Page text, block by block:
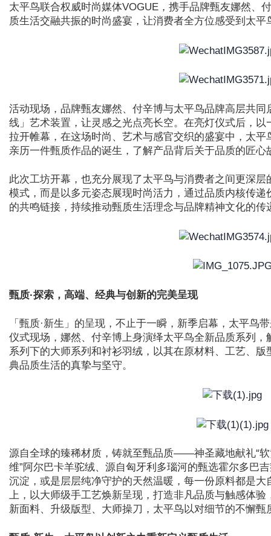
太平鸟联合权威时尚媒体VOGUE，携手品牌甄友娜然、
质生活交融共振的时尚盛宴，让消费者全方位感受到太
活动现场，品牌甄友娜然、付辛博与太平鸟品牌高层共
线」艺术装置，让灵感之光点亮长空。在亮灯仪式后，以
拉开帷幕，在这场时尚、艺术与感官交织的盛宴中，太
亲历一件甄质作品的诞生，了解产品背后关于品质的匠心
此次工坊开幕，也充分展现了太平鸟与消费者之间更深
模式，而是以多元姿态展现时尚活力，通过品质内核传
的共鸣链接，持续推动甄质生活理念与品牌精神文化的传
甄质·探索，高端、经典与创新的完美呈现
「甄质·新生」的呈现，不止于一瞬，新季启幕，太平鸟
仪式现场，娜然、付辛博上身演绎太平鸟全新品质系列
系列下的大师系列和衬衫羽绒，以其在原材料、工艺、
典品质生活的真挚与坚守。
源自全球的臻稀材质，铸就至甄品质——神圣藏地献礼“软
维”阿尔巴卡羊驼绒、源自匈牙利多瑙河的甄选霍尔多巴
沉淀，或是层层纯净守护的天然温暖，每一份原料都是
上，以大师级手工艺焕新呈现，打造非凡品质与触感体
新面料、升级版型、大师操刀，太平鸟以对细节的不懈